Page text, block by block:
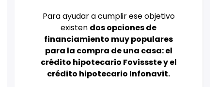
Para ayudar a cumplir ese objetivo
existen dos opciones de
financiamiento muy populares
para la compra de una casa: el
crédito hipotecario Fovissste y el
crédito hipotecario Infonavit.